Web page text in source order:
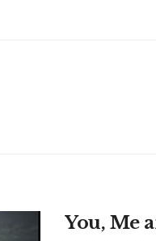
You, Me